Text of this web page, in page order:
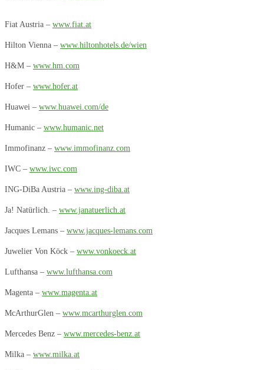
Fiat Austria – www.fiat.at
Hilton Vienna – www.hiltonhotels.de/wien
H&M – www.hm.com
Hofer – www.hofer.at
Huawei – www.huawei.com/de
Humanic – www.humanic.net
Immofinanz – www.immofinanz.com
IWC – www.iwc.com
ING-DiBa Austria – www.ing-diba.at
Ja! Natürlich. – www.janatuerlich.at
Jacques Lemans – www.jacques-lemans.com
Juwelier Von Köck – www.vonkoeck.at
Lufthansa – www.lufthansa.com
Magenta – www.magenta.at
McArthurGlen – www.mcarthurglen.com
Mercedes Benz – www.mercedes-benz.at
Milka – www.milka.at